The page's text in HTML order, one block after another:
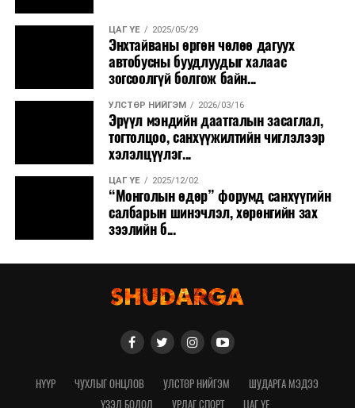
ЦАГ ҮЕ 2025/05/29
Энхтайваны өргөн чөлөө дагуух
автобусны буудлуудыг халаас
зогсоолгүй болгож байн...
УЛСТӨР НИЙГЭМ 2026/03/16
Эрүүл мэндийн даатгалын засаглал,
тогтолцоо, санхүүжилтийн чиглэлээр
хэлэлцүүлэг...
ЦАГ ҮЕ 2025/12/02
“Монголын өдөр” форумд санхүүгийн
салбарын шинэчлэл, хөрөнгийн зах
зээлийн б...
НҮҮР ЧУХЛЫГ ОНЦЛОВ УЛСТӨР НИЙГЭМ
ШУДАРГА МЭДЭЭ
ҮЗЭЛ БОДОЛ
УРЛАГ СПОРТ ЦАГ ҮЕ